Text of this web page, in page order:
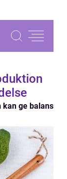
kan ge balans